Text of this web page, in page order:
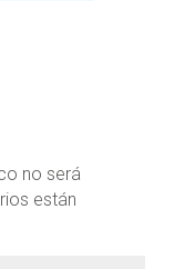
no será
están